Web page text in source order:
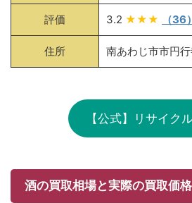
評価 3.2 ★★★ （36）
住所 南あわじ市市円
【公式】リサイク
酒の買取相場と実際の買取価格